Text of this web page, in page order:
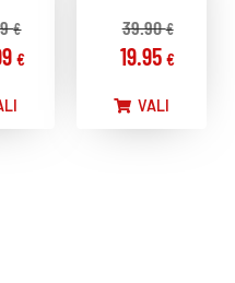
€
€
39.90€
19.95€
VALI